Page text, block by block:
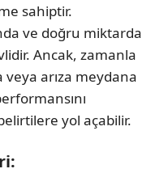
sahiptir.
ve doğru miktarda
Ancak, zamanla
arıza meydana
yol açabilir.